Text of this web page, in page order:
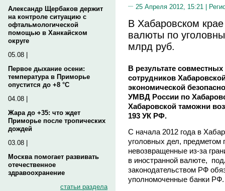
Александр Щербаков держит
на контроле ситуацию с
офтальмологической
помощью в Ханкайском
округе
05.08 |
Первое дыхание осени:
температура в Приморье
опустится до +8 °C
04.08 |
Жара до +35: что ждет
Приморье после тропических
дождей
03.08 |
Москва помогает развивать
отечественное
здравоохранение
статьи раздела
25 Апреля 2012, 15:21 |
В Хабаровском
валюты по
млрд руб.
В результате
сотрудников
экономической
УМВД России по
Хабаровской таможни
193 УК РФ.
С начала 2012 года в
уголовных дел, предметом
невозвращенные из-за
в иностранной валюте,
законодательством РФ
уполномоченные банки РФ.